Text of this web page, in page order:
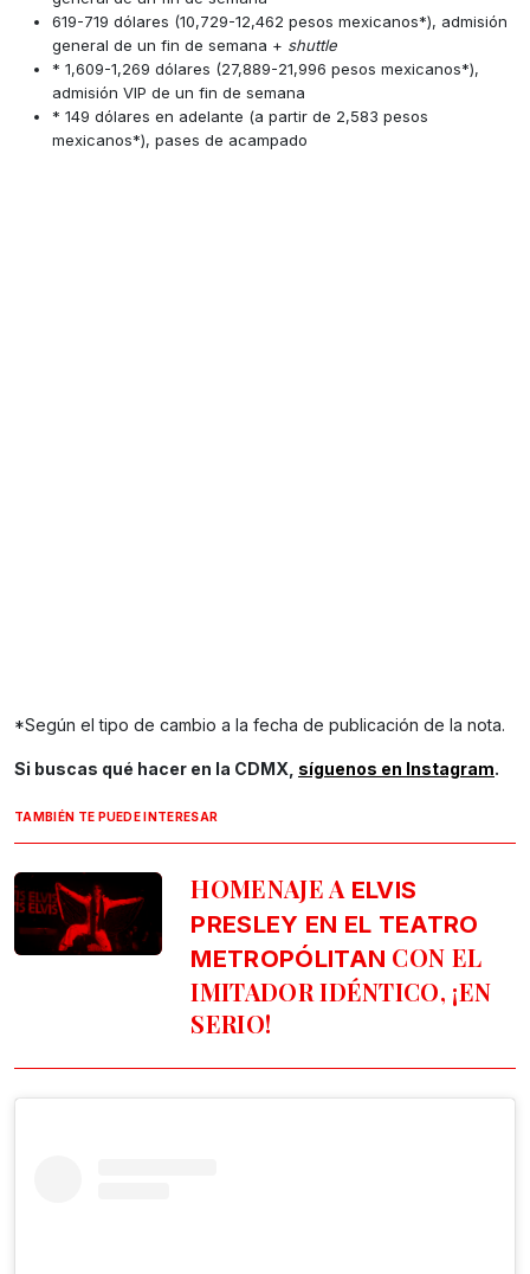
619-719 dólares (10,729-12,462 pesos mexicanos*), admisión
general de un fin de semana + shuttle
* 1,609-1,269 dólares (27,889-21,996 pesos mexicanos*),
admisión VIP de un fin de semana
* 149 dólares en adelante (a partir de 2,583 pesos
mexicanos*), pases de acampado
*Según el tipo de cambio a la fecha de publicación de la nota.
Si buscas qué hacer en la CDMX, síguenos en Instagram.
TAMBIÉN TE PUEDE INTERESAR
HOMENAJE A ELVIS
PRESLEY EN EL TEATRO
METROPÓLITAN CON EL
IMITADOR IDÉNTICO, ¡EN
SERIO!